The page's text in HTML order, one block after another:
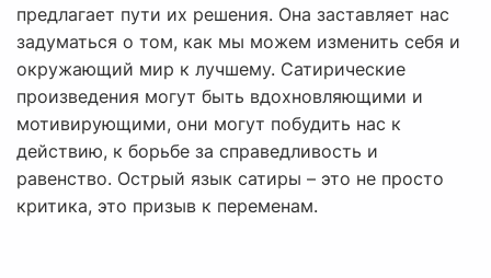
предлагает пути их решения. Она заставляет нас
задуматься о том, как мы можем изменить себя и
окружающий мир к лучшему. Сатирические
произведения могут быть вдохновляющими и
мотивирующими, они могут побудить нас к
действию, к борьбе за справедливость и
равенство. Острый язык сатиры – это не просто
критика, это призыв к переменам.